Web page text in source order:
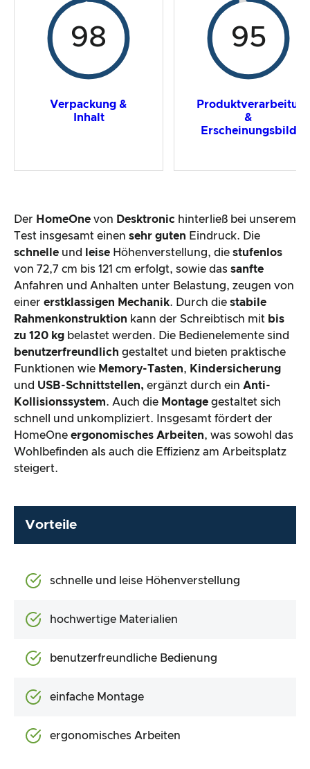
98
Verpackung &
Inhalt
95
&
Erscheinungsbild
Der HomeOne von Desktronic hinterließ bei unserem
Test insgesamt einen sehr guten Eindruck. Die
schnelle und leise Höhenverstellung, die stufenlos
von 72,7 cm bis 121 cm erfolgt, sowie das sanfte
Anfahren und Anhalten unter Belastung, zeugen von
einer erstklassigen Mechanik. Durch die stabile
Rahmenkonstruktion kann der Schreibtisch mit bis
zu 120 kg belastet werden. Die Bedienelemente sind
benutzerfreundlich gestaltet und bieten praktische
Funktionen wie Memory-Tasten, Kindersicherung
und USB-Schnittstellen, ergänzt durch ein Anti-
Kollisionssystem. Auch die Montage gestaltet sich
schnell und unkompliziert. Insgesamt fördert der
HomeOne ergonomisches Arbeiten, was sowohl das
Wohlbefinden als auch die Effizienz am Arbeitsplatz
steigert.
Vorteile
schnelle und leise Höhenverstellung
hochwertige Materialien
benutzerfreundliche Bedienung
einfache Montage
ergonomisches Arbeiten